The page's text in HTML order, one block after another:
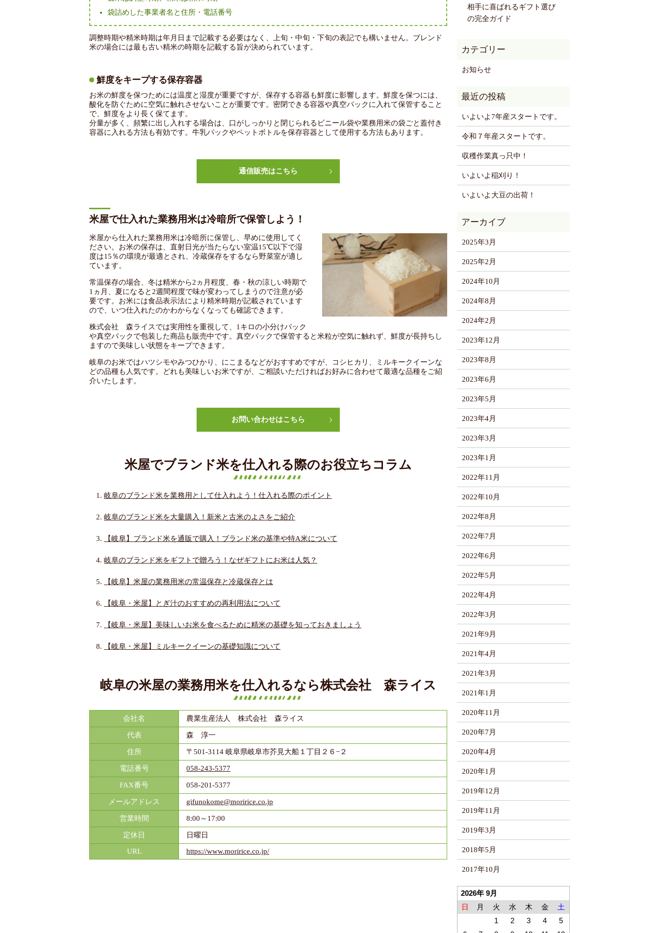
袋詰めした事業者名と住所・電話番号
調整時期や精米時期は年月日まで記載する必要はなく、上旬・中旬・下旬の表記でも構いません。ブレンド
米の場合には最も古い精米の時期を記載する旨が決められています。
鮮度をキープする保存容器
お米の鮮度を保つためには温度と湿度が重要ですが、保存する容器も鮮度に影響します。鮮度を保つには、
酸化を防ぐために空気に触れさせないことが重要です。密閉できる容器や真空パックに入れて保管すること
で、鮮度をより長く保てます。
分量が多く、頻繁に出し入れする場合は、口がしっかりと閉じられるビニール袋や業務用米の袋ごと蓋付き
容器に入れる方法も有効です。牛乳パックやペットボトルを保存容器として使用する方法もあります。
通信販売はこちら
米屋で仕入れた業務用米は冷暗所で保管しよう！
米屋から仕入れた業務用米は冷暗所に保管し、早めに使用してく
ださい。お米の保存は、直射日光が当たらない室温15℃以下で湿
度は15％の環境が最適とされ、冷蔵保存をするなら野菜室が適し
ています。
常温保存の場合、冬は精米から2ヵ月程度、春・秋の涼しい時期で
1ヵ月、夏になると2週間程度で味が変わってしまうので注意が必
要です。お米には食品表示法により精米時期が記載されています
ので、いつ仕入れたのかわからなくなっても確認できます。
株式会社 森ライスでは実用性を重視して、1キロの小分けパック
や真空パックで包装した商品も販売中です。真空パックで保管すると米粒が空気に触れず、鮮度が長持ちし
ますので美味しい状態をキープできます。
岐阜のお米ではハツシモやみつひかり、にこまるなどがおすすめですが、コシヒカリ、ミルキークイーンな
どの品種も人気です。どれも美味しいお米ですが、ご相談いただければお好みに合わせて最適な品種をご紹
介いたします。
お問い合わせはこちら
米屋でブランド米を仕入れる際のお役立ちコラム
岐阜のブランド米を業務用として仕入れよう！仕入れる際のポイント
岐阜のブランド米を大量購入！新米と古米のよさをご紹介
【岐阜】ブランド米を通販で購入！ブランド米の基準や特A米について
岐阜のブランド米をギフトで贈ろう！なぜギフトにお米は人気？
【岐阜】米屋の業務用米の常温保存と冷蔵保存とは
【岐阜・米屋】とぎ汁のおすすめの再利用法について
【岐阜・米屋】美味しいお米を食べるために精米の基礎を知っておきましょう
【岐阜・米屋】ミルキークイーンの基礎知識について
岐阜の米屋の業務用米を仕入れるなら株式会社 森ライス
会社名 農業生産法人 株式会社 森ライス
代表 森 淳一
住所 〒501-3114岐阜県岐阜市芥見大船１丁目２６−２
電話番号 058-243-5377
FAX番号 058-201-5377
メールアドレス gifunokome@moririce.co.jp
営業時間 8:00～17:00
定休日 日曜日
URL https://www.moririce.co.jp/
相手に喜ばれるギフト選び
の完全ガイド
お知らせ
いよいよ7年産スタートです。
令和７年産スタートです。
収穫作業真っ只中！
いよいよ稲刈り！
いよいよ大豆の出荷！
2025年3月
2025年2月
2024年10月
2024年8月
2024年2月
2023年12月
2023年8月
2023年6月
2023年5月
2023年4月
2023年3月
2023年1月
2022年11月
2022年10月
2022年8月
2022年7月
2022年6月
2022年5月
2022年4月
2022年3月
2021年9月
2021年4月
2021年3月
2021年1月
2020年11月
2020年7月
2020年4月
2020年1月
2019年12月
2019年11月
2019年3月
2018年5月
2017年10月
2026年 9月
日
月 火 水 木 金
土
1
2 3 4
5